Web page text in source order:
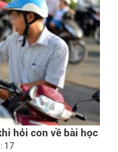
hỏi con về bài học
17